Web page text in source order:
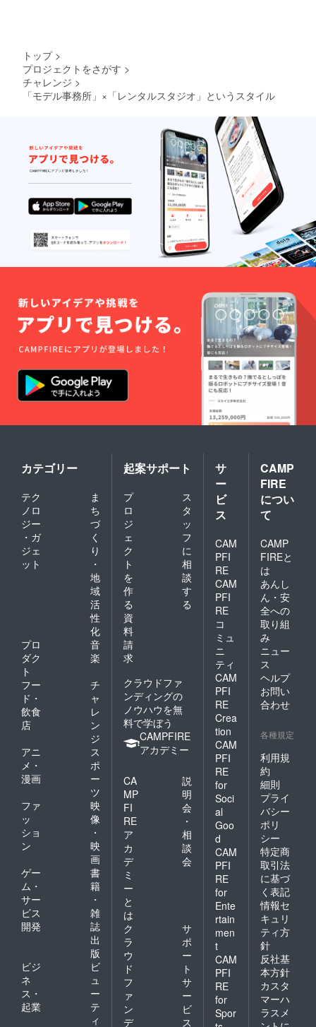
トップ >
プロジェクトをさがす >
チャレンジ >
「モデル事務所」×「レンタルスタジオ」というスタイル
カテゴリー
テク
ノロ
ジー
・ガ
ジェ
ット
ま
ち
づ
く
り
・
地
域
活
性
化
プロ
ダク
ト
音
楽
フー
ド・
飲食
店
チ
ャ
レ
ン
ジ
アニ
メ・
漫画
ス
ポ
ー
ツ
ファ
ッ
ショ
ン
映
像
・
映
画
ゲー
ム・
サー
ビス
開発
書
籍
・
雑
誌
出
版
ビジ
ネ
ス・
起業
ビ
ュ
ー
テ
ィ
起案サポート
プ
ロ
ジ
ェ
ク
ト
を
作
る
ス
タ
ッ
フ
に
相
談
す
る
資
料
請
求
クラウドファ
ンディングの
ノウハウを無
料で学ぼう
CAMPFIRE
アカデミー
CA
MP
FI
RE
ア
カ
デ
ミ
ー
と
は
説
明
会
・
相
談
会
ク
ラ
ウ
ド
フ
ァ
ン
デ
サ
ポ
ー
ト
サ
ー
ビ
ス
サ
ー
ビ
ス
CAM
PFI
RE
CAM
PFI
RE
コ
ミュ
ニ
ティ
CAM
PFI
RE
Crea
tion
CAM
PFI
RE
for
Soci
al
Goo
d
CAM
PFI
RE
for
Ente
rtain
men
t
CAM
PFI
RE
for
Spor
CAMP
FIRE
につい
て
CAMP
FIREと
は
あんし
ん・安
全への
取り組
み
ニュー
ス
ヘルプ
お問い
合わせ
各種規定
利用規
約
細則
プライ
バシー
ポリ
シー
特定商
取引法
に基づ
く表記
情報セ
キュリ
ティ方
針
反社基
本方針
カスタ
マーハ
ラスメ